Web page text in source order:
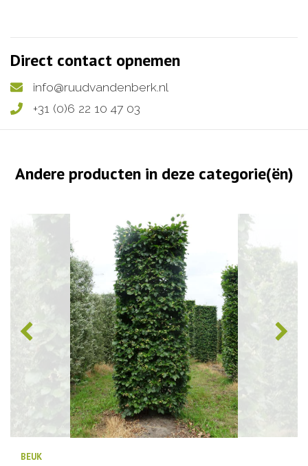
Direct contact opnemen
info@ruudvandenberk.nl
+31 (0)6 22 10 47 03
Andere producten in deze categorie(ën)
BEUK